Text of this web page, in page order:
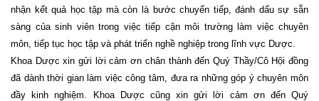
nhận kết quả học tập mà còn là bước chuyển tiếp, đánh dấu sự sẵn
sàng của sinh viên trong việc tiếp cận môi trường làm việc chuyên
môn, tiếp tục học tập và phát triển nghề nghiệp trong lĩnh vực Dược.
Khoa Dược xin gửi lời cảm ơn chân thành đến Quý Thầy/Cô Hội đồng
đã dành thời gian làm việc công tâm, đưa ra những góp ý chuyên môn
đầy kinh nghiệm. Khoa Dược cũng xin gửi lời cảm ơn đến Quý